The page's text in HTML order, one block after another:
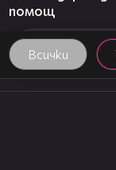
Всички
помощ
05:54